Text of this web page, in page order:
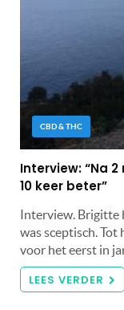
CBD & THC
Interview: “Na
10 keer beter”
Interview. Brigitte
was sceptisch. Tot
voor het eerst in
LEES VERDER